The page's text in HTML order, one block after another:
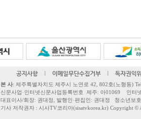
공지사항 l 이메일무단수집거부 l 독자권익
본 사: 제주특별자치도 제주시 노연로 42, 802호(노형동)
신문사업·인터넷신문사업등록번호 제주: 아01069 인터
대표이사/회장: 권대정, 발행인·편집인: 권대정 청소년보
기사 저작권자 : 시사TV코리아(sisatvkorea.kr) Copyright ©